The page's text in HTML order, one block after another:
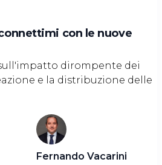
con le nuove
dirompente dei
e la distribuzione delle
Fernando Vacarini